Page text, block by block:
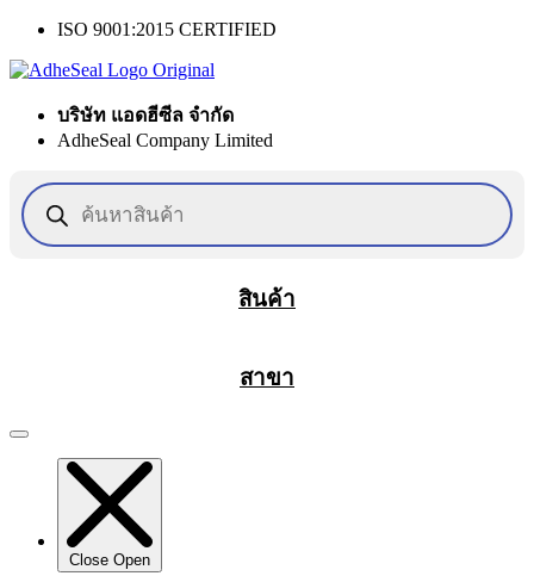
Skip
content
ISO 9001:2015 CERTIFIED
บริษัท แอดฮีซีล จำกัด
AdheSeal Company Limited
Products
search
สินค้า
สาขา
Close Open